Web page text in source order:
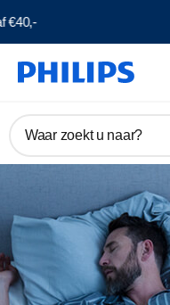
Gratis
Waar zoekt u naar?